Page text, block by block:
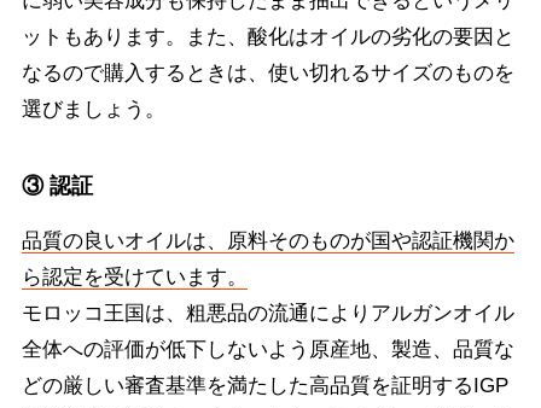
ットもあります。また、酸化はオイルの劣化の要因と
なるので購入するときは、使い切れるサイズのものを
選びましょう。
③ 認証
品質の良いオイルは、原料そのものが国や認証機関か
ら認定を受けています。
モロッコ王国は、粗悪品の流通によりアルガンオイル
全体への評価が低下しないよう原産地、製造、品質な
どの厳しい審査基準を満たした高品質を証明するIGP